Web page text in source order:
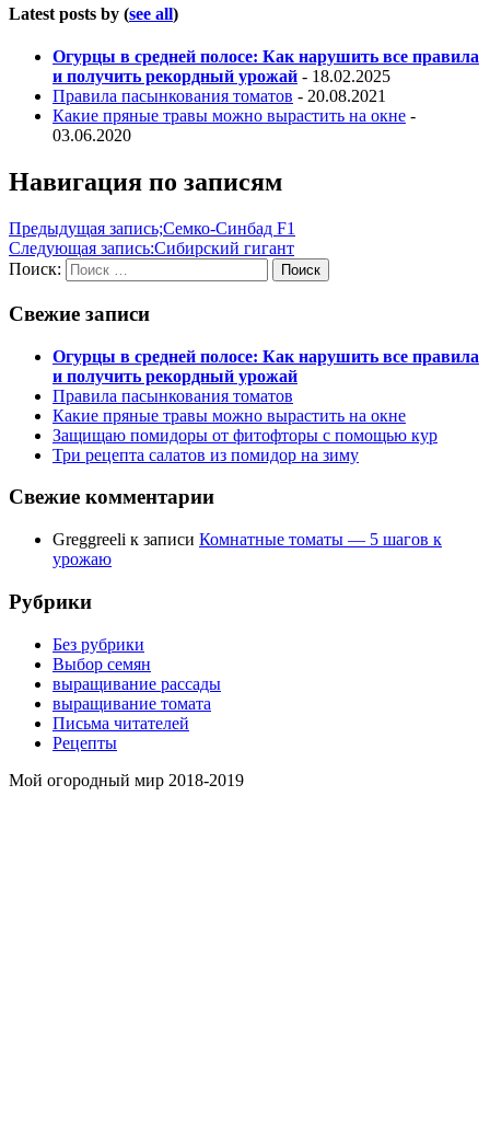
Latest posts by (see all)
Огурцы в средней полосе: Как нарушить все правила
и получить рекордный урожай - 18.02.2025
Правила пасынкования томатов - 20.08.2021
Какие пряные травы можно вырастить на окне -
03.06.2020
Навигация по записям
Предыдущая запись;Семко-Синбад F1
Следующая запись:Сибирский гигант
Поиск:
Поиск
Свежие записи
Огурцы в средней полосе: Как нарушить все правила
и получить рекордный урожай
Правила пасынкования томатов
Какие пряные травы можно вырастить на окне
Защищаю помидоры от фитофторы с помощью кур
Три рецепта салатов из помидор на зиму
Свежие комментарии
Greggreeli к записи Комнатные томаты — 5 шагов к
урожаю
Рубрики
Без рубрики
Выбор семян
выращивание рассады
выращивание томата
Письма читателей
Рецепты
Мой огородный мир 2018-2019